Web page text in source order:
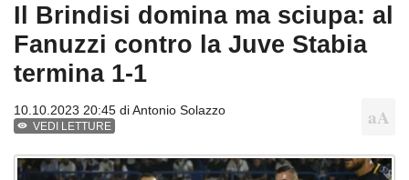
Il Brindisi domina ma sciupa: al
Fanuzzi contro la Juve Stabia
termina 1-1
10.10.2023 20:45 diAntonio Solazzo
VEDI LETTURE